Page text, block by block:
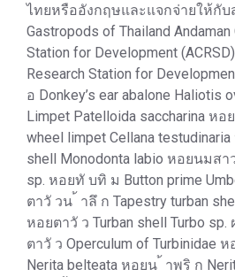
ไทยหรืออังกฤษและแจกจ่ายให้กั
Gastropods of Thailand
Station for Development
Research Station for
อ Donkey’s ear abalone Haliotis
Limpet Patelloida saccharina หอ
wheel limpet Cellana
shell Monodonta labio หอยนมสา
sp. หอยทั บทิ ม Button prime
ตาวั วน ้ าลึ ก Tapestry turban
หอยตาวั ว Turban shell Turbo
ตาวั ว Operculum of Turbinidae
Nerita belteata หอยน ้ าพริ ก